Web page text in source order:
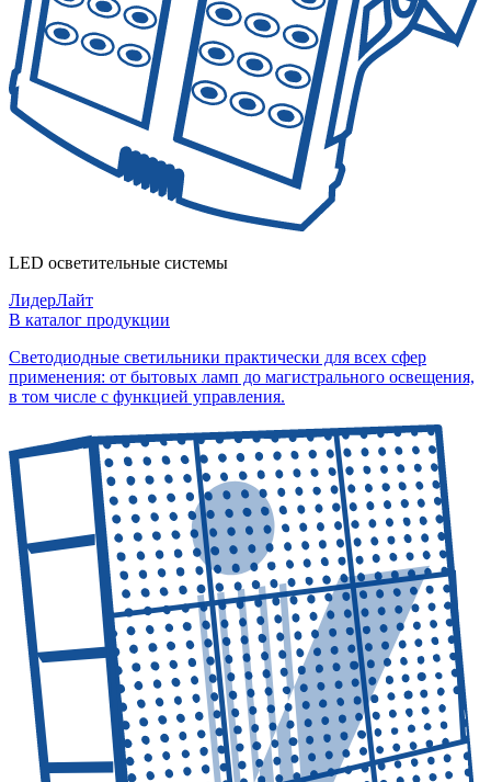
LED осветительные системы
ЛидерЛайт
В каталог продукции
Светодиодные светильники практически для всех сфер
применения: от бытовых ламп до магистрального освещения,
в том числе с функцией управления.